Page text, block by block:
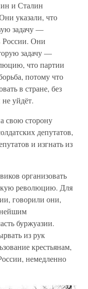
и Сталин
указали, что
задачу —
России. Они
задачу —
что партии
потому что
в стране, без
уйдёт.
свою сторону
депутатов,
и изгнать из
организовать
революцию. Для
говорили они,
буржуазии.
из рук
крестьянам,
немедленно